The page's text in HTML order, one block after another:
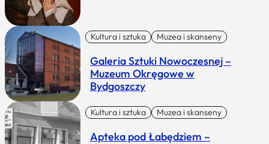
Kultura i sztuka Muzea i skanseny
Galeria Sztuki Nowoczesnej –
Muzeum Okręgowe w
Bydgoszczy
Kultura i sztuka Muzea i skanseny
Apteka pod Łabędziem –